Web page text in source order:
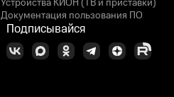
Устройства КИОН (ТВ и приставки)
Документация пользования ПО
Подписывайся